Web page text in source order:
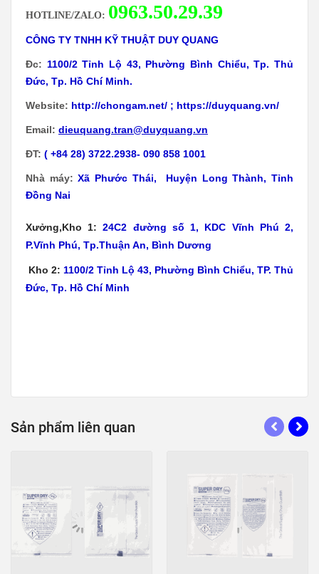
HOTLINE/ZALO: 0963.50.29.39
CÔNG TY TNHH KỸ THUẬT DUY QUANG
Đc: 1100/2 Tỉnh Lộ 43, Phường Bình Chiểu, Tp. Thủ
Đức, Tp. Hồ Chí Minh.
Website: http://chongam.net/ ; https://duyquang.vn/
Email: dieuquang.tran@duyquang.vn
ĐT: ( +84 28) 3722.2938- 090 858 1001
Nhà máy:Xã Phước Thái, Huyện Long Thành, Tỉnh
Đồng Nai
Xưởng,Kho 1: 24C2 đường số 1, KDC Vĩnh Phú 2,
P.Vĩnh Phú, Tp.Thuận An, Bình Dương
Kho 2: 1100/2 Tỉnh Lộ 43, Phường Bình Chiểu, TP. Thủ
Đức, Tp. Hồ Chí Minh
Sản phẩm liên quan